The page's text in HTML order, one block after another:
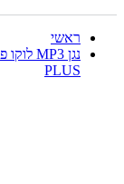
ראשי
PLUS